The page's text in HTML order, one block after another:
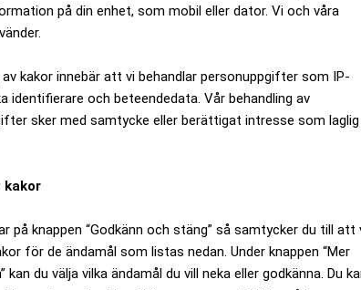
på din enhet, som mobil eller dator. Vi och våra
av kakor innebär att vi behandlar personuppgifter som IP-
identifierare och beteendedata. Vår behandling av
sker med samtycke eller berättigat intresse som laglig
kakor
på knappen “Godkänn och stäng” så samtycker du till att
för de ändamål som listas nedan. Under knappen “Mer
kan du välja vilka ändamål du vill neka eller godkänna. Du